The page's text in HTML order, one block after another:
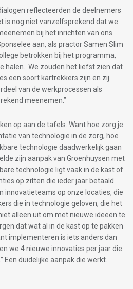
reflecteerden de deelnemers
is nog niet vanzelfsprekend dat we
bij het inrichten van ons
aan, als practor Samen Slim
betrokken bij het programma,
halen. We zouden het liefst zien dat
een soort kartrekkers zijn en zij
van de werkprocessen als
meenemen.”
op aan de tafels. Want hoe zorg je
van technologie in de zorg, hoe
technologie daadwerkelijk gaan
zijn aanpak van Groenhuysen met
technologie ligt vaak in de kast of
op zitten die ieder jaar betaald
innovatieteams op onze locaties, die
die in technologie geloven, die het
alleen uit om met nieuwe ideeën te
dat wat al in de kast op te pakken
implementeren is iets anders dan
we 4 nieuwe innovaties per jaar die
Een duidelijke aanpak die werkt.